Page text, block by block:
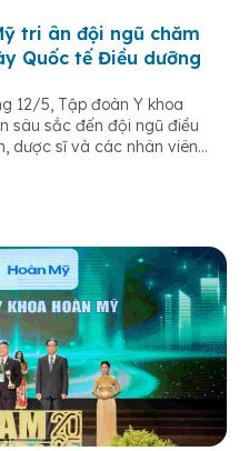
tri ân đội ngũ chăm
Quốc tế Điều dưỡng
12/5, Tập đoàn Y khoa
sâu sắc đến đội ngũ điều
dược sĩ và các nhân viên